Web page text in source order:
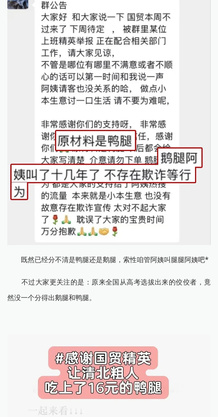
既然已经分不清是鸭腿还是鹅腿，索性咱管阿姨叫腿腿阿姨吧*
不过大家更关注的是：原来全国从高考选拔出来的佼佼者，竟
然没一个分得出鹅腿和鸭腿。